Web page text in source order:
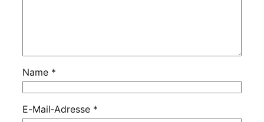
Name *
E-Mail-Adresse *